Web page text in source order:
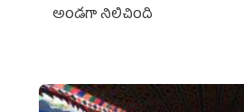
అండగా నిలిచింది